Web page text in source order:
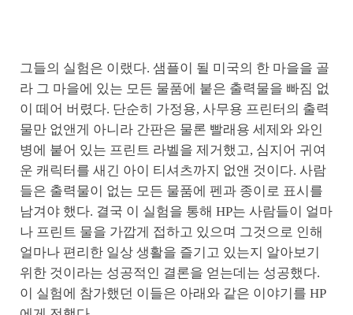
그들의 실험은 이랬다. 샘플이 될 미국의 한 마을을 골
라 그 마을에 있는 모든 물품에 붙은 출력물을 빠짐 없
이 떼어 버렸다. 단순히 가정용, 사무용 프린터의 출력
물만 없앤게 아니라 간판은 물론 빨래용 세제와 와인
병에 붙어 있는 프린트 라벨을 제거했고, 심지어 귀여
운 캐릭터를 새긴 아이 티셔츠까지 없앤 것이다. 사람
들은 출력물이 없는 모든 물품에 펜과 종이로 표시를
남겨야 했다. 결국 이 실험을 통해 HP는 사람들이 얼마
나 프린트 물을 가깝게 접하고 있으며 그것으로 인해
얼마나 편리한 일상 생활을 즐기고 있는지 알아보기
위한 것이라는 성공적인 결론을 얻는데는 성공했다.
이 실험에 참가했던 이들은 아래와 같은 이야기를 HP